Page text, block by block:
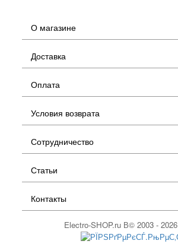
О магазине
Доставка
Оплата
Условия возврата
Сотрудничество
Статьи
Контакты
Electro-SHOP.ru В© 2003 - 2026